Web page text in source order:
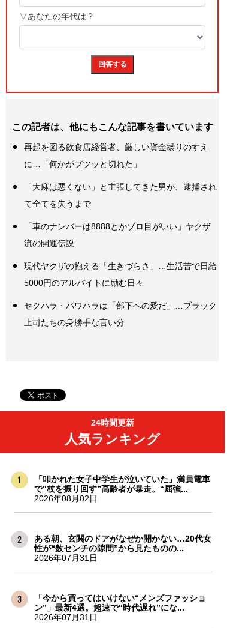
この記者は、他にもこんな記事を書いています
再起を図る飲食店経営者、厳しい資金繰りのすえ
に…「何かがプツッと切れた」
「大麻は悪くない」と主張してきた男が、逮捕され
て全てを失うまで
「車のナンバーは8888とかゾロ目がいい」ヤクザ
流の開運伝説
現代ヤクザの抱える「生きづらさ」…生活苦で日給
5000円のアルバイトに励む日々
セクハラ・パワハラは「部下への愛だ」…ブラック
上司たちの身勝手な言い分
24時間更新
人気ランキング
「叩かれた女子中学生が泣いていた」満員電車
で“杖を振り回す”高齢者が暴走。“屈強...
2026年08月02日
ある朝、玄関のドアがなぜか開かない…20代女
性が“数センチの隙間”から見たものの...
2026年07月31日
「今から買ってはいけない“メンズファッショ
ン”」最新4選。超速で“時代遅れ”にな...
2026年07月31日